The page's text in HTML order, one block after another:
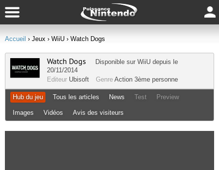
Accueil › Jeux › WiiU › Watch Dogs
Watch Dogs Disponible sur WiiU depuis le
20/11/2014
Editeur Ubisoft Genre Action 3ème personne
Hub du jeu Tous les articles News Test Preview
Images Vidéos Avis des visiteurs